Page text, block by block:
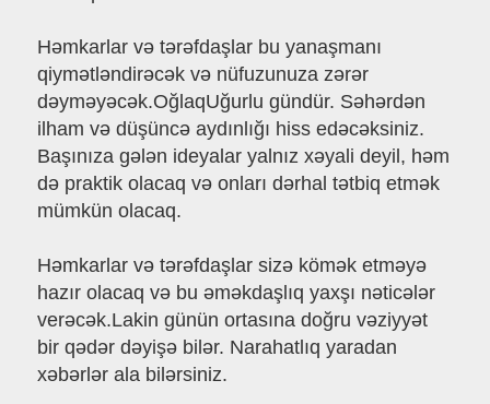
Həmkarlar və tərəfdaşlar bu yanaşmanı
qiymətləndirəcək və nüfuzunuza zərər
dəyməyəcək.OğlaqUğurlu gündür. Səhərdən
ilham və düşüncə aydınlığı hiss edəcəksiniz.
Başınıza gələn ideyalar yalnız xəyali deyil, həm
də praktik olacaq və onları dərhal tətbiq etmək
mümkün olacaq.
Həmkarlar və tərəfdaşlar sizə kömək etməyə
hazır olacaq və bu əməkdaşlıq yaxşı nəticələr
verəcək.Lakin günün ortasına doğru vəziyyət
bir qədər dəyişə bilər. Narahatlıq yaradan
xəbərlər ala bilərsiniz.